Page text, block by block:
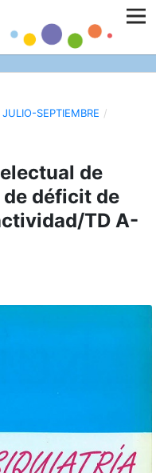
SEPTIEMBRE /
de
déficit de
TD A-